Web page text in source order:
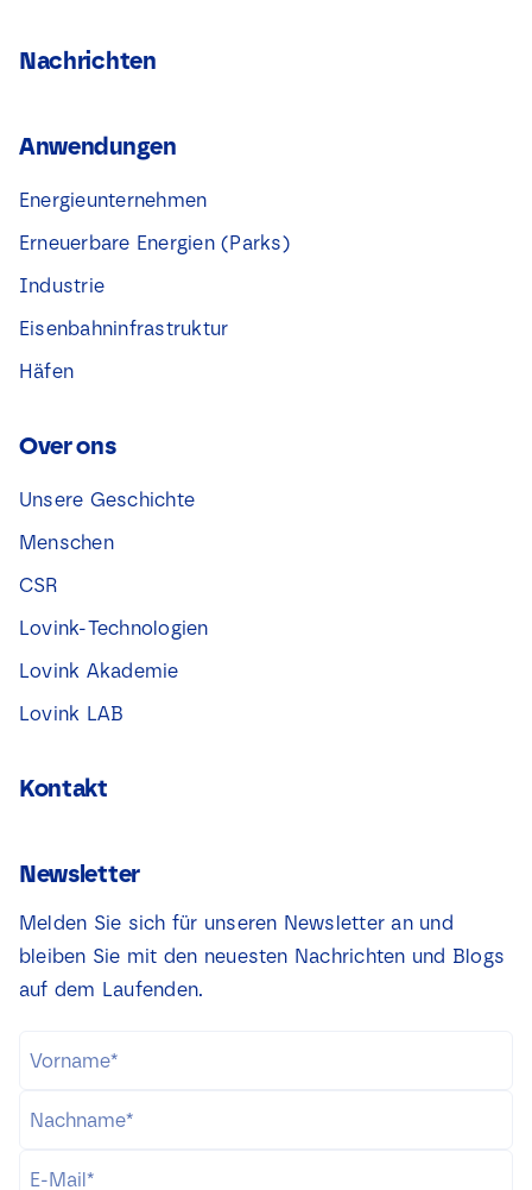
Nachrichten
Anwendungen
Energieunternehmen
Erneuerbare Energien (Parks)
Industrie
Eisenbahninfrastruktur
Häfen
Over ons
Unsere Geschichte
Menschen
CSR
Lovink-Technologien
Lovink Akademie
Lovink LAB
Kontakt
Newsletter
Melden Sie sich für unseren Newsletter an und
bleiben Sie mit den neuesten Nachrichten und Blogs
auf dem Laufenden.